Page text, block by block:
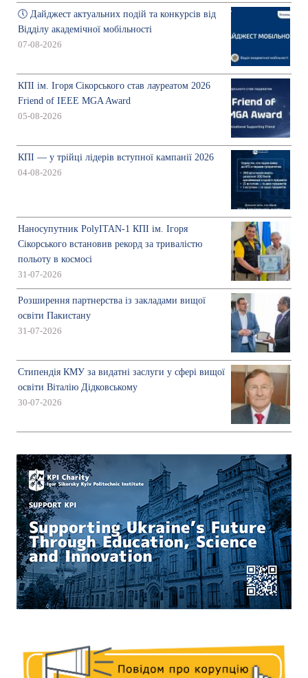
🕔 Дайджест актуальних подій та конкурсів від
Відділу академічної мобільності
07-08-2026
КПІ ім. Ігоря Сікорського став лауреатом 2026
Friend of IEEE MGA Award
05-08-2026
КПІ — у трійці лідерів вступної кампанії 2026
04-08-2026
Наносупутник PolyITAN-1 КПІ ім. Ігоря
Сікорського встановив рекорд за тривалістю
польоту в космосі
31-07-2026
Розширення партнерства із закладами вищої
освіти Пакистану
31-07-2026
Стипендія КМУ за видатні заслуги у сфері вищої
освіти Віталію Дідковському
30-07-2026